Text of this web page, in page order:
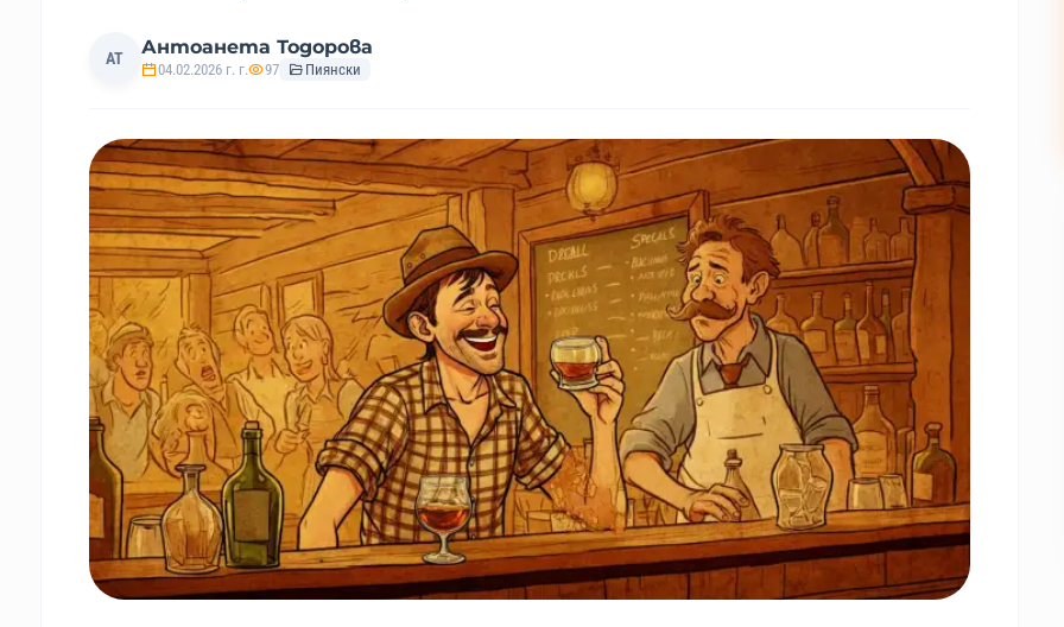
АТ Антоанета Тодорова
04.02.2026 г. г. 97 Пиянски